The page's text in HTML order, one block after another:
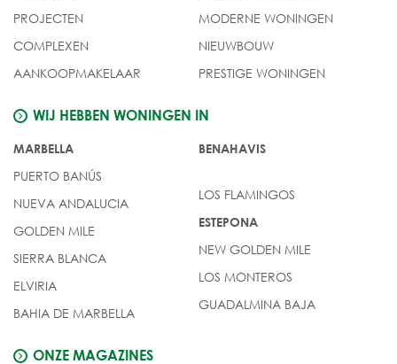
PROJECTEN
COMPLEXEN
AANKOOPMAKELAAR
MODERNE WONINGEN
NIEUWBOUW
PRESTIGE WONINGEN
WIJ HEBBEN WONINGEN IN
MARBELLA
PUERTO BANÚS
NUEVA ANDALUCIA
GOLDEN MILE
SIERRA BLANCA
ELVIRIA
BAHIA DE MARBELLA
BENAHAVIS
LOS FLAMINGOS
ESTEPONA
NEW GOLDEN MILE
LOS MONTEROS
GUADALMINA BAJA
ONZE MAGAZINES